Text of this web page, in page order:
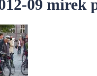
09 mirek